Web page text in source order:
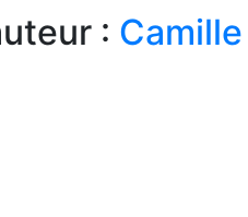
: Camille